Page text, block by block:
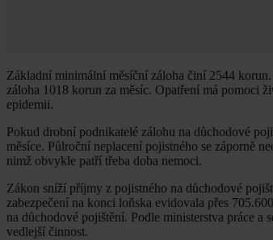
Základní minimální měsíční záloha činí 2544
záloha 1018 korun za měsíc. Opatření má pomoci
epidemii.
Pokud drobní podnikatelé zálohu na důchodové
měsíce. Půlroční neplacení pojistného se záporně
nimž obvykle patří třeba doba nemoci.
Zákon sníží příjmy z pojistného na důchodové
zabezpečení na konci loňska evidovala přes
na důchodové pojištění. Podle ministerstva práce
vedlejší činnost.